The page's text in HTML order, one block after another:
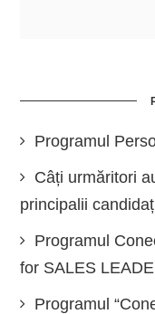
Programul
Câți urmăritori
principalii
Programul
for SALES
Programul